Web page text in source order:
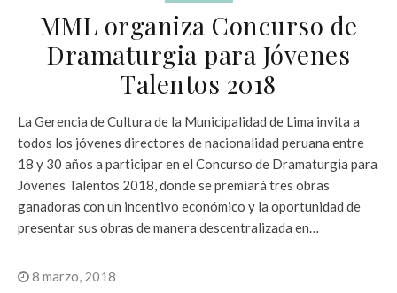
MML organiza Concurso de
Dramaturgia para Jóvenes
Talentos 2018
La Gerencia de Cultura de la Municipalidad de Lima invita a
todos los jóvenes directores de nacionalidad peruana entre
18 y 30 años a participar en el Concurso de Dramaturgia para
Jóvenes Talentos 2018, donde se premiará tres obras
ganadoras con un incentivo económico y la oportunidad de
presentar sus obras de manera descentralizada en…
8 marzo, 2018